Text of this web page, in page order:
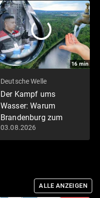
16 min
Deutsche Welle
Der Kampf ums
Wasser: Warum
Brandenburg zum
Streitfall wird
03.08.2026
ALLE ANZEIGEN